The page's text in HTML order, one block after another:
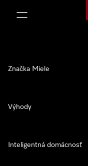
Značka Miele
Výhody
Inteligentná domácnosť